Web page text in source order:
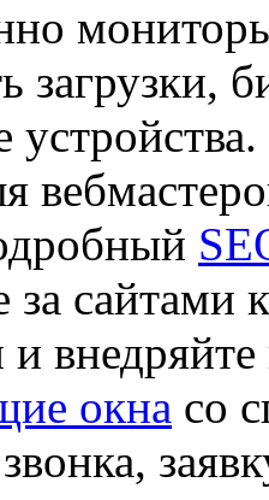
загрузки,
сайтами
и
окна со